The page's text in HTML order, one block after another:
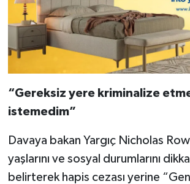
“Gereksiz yere kriminalize
istemedim”
Davaya bakan Yargıç Nicholas
yaşlarını ve sosyal durumlarını
belirterek hapis cezası yerine